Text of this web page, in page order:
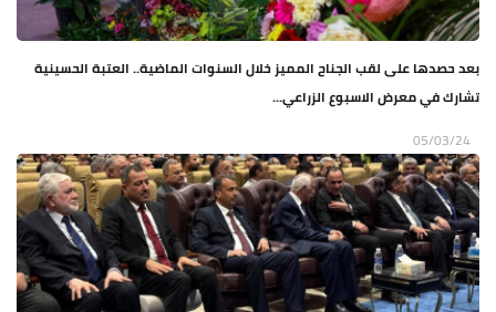
بعد حصدها على لقب الجناح المميز خلال السنوات الماضية.. العتبة الحسينية
تشارك في معرض الاسبوع الزراعي...
05/03/24